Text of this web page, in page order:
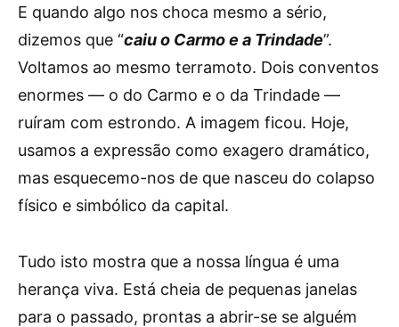
E quando algo nos choca mesmo a sério,
dizemos que “caiu o Carmo e a Trindade”.
Voltamos ao mesmo terramoto. Dois conventos
enormes — o do Carmo e o da Trindade —
ruíram com estrondo. A imagem ficou. Hoje,
usamos a expressão como exagero dramático,
mas esquecemo-nos de que nasceu do colapso
físico e simbólico da capital.
Tudo isto mostra que a nossa língua é uma
herança viva. Está cheia de pequenas janelas
para o passado, prontas a abrir-se se alguém